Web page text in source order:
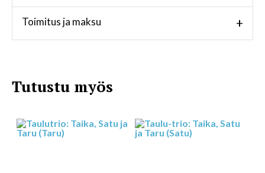
Toimitus ja maksu +
Tutustu myös